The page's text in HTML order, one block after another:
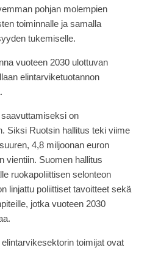
pohjan molempien
toiminnalle ja samalla
tukemiselle.
vuoteen 2030 ulottuvan
elintarviketuotannon
on
Siksi Ruotsin hallitus teki viime
4,8 miljoonan euron
vientiin. Suomen hallitus
ruokapoliittisen selonteon
linjattu poliittiset tavoitteet sekä
jotka vuoteen 2030
toimijat ovat